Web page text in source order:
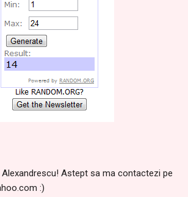
Astept sa ma contactezi pe
:)